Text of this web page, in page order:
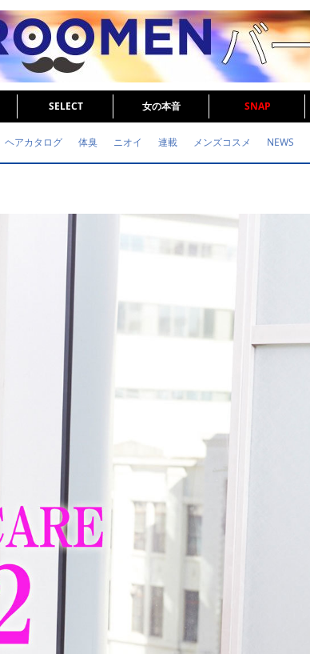
SELECT 女の本音 SNAP
ヘアカタログ 体臭 ニオイ 連載 メンズコスメ NEWS